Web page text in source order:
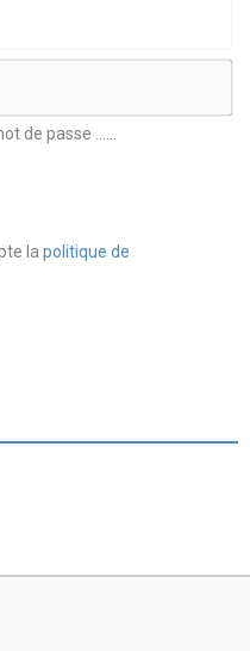
de passe ......
la politique de